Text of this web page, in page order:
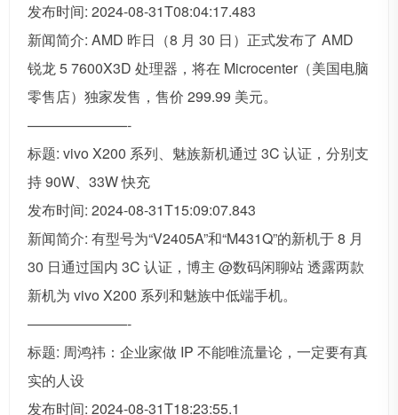
发布时间: 2024-08-31T08:04:17.483
新闻简介: AMD 昨日（8 月 30 日）正式发布了 AMD
锐龙 5 7600X3D 处理器，将在 Microcenter（美国电脑
零售店）独家发售，售价 299.99 美元。
———————-
标题: vivo X200 系列、魅族新机通过 3C 认证，分别支
持 90W、33W 快充
发布时间: 2024-08-31T15:09:07.843
新闻简介: 有型号为“V2405A”和“M431Q”的新机于 8 月
30 日通过国内 3C 认证，博主 @数码闲聊站 透露两款
新机为 vivo X200 系列和魅族中低端手机。
———————-
标题: 周鸿祎：企业家做 IP 不能唯流量论，一定要有真
实的人设
发布时间: 2024-08-31T18:23:55.1